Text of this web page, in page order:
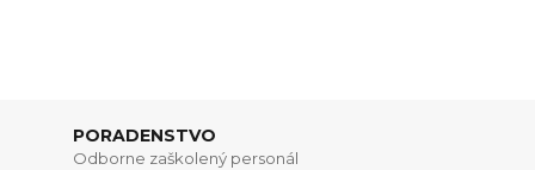
PORADENSTVO
Odborne zaškolený personál